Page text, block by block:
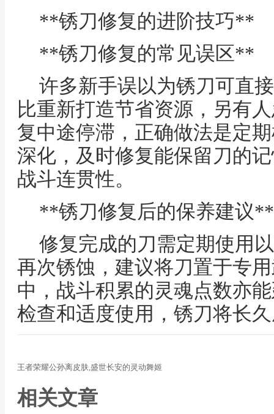
**锈刀修复的进阶技巧**
**锈刀修复的常见误区**
许多新手误以为锈刀可直
比重新打造节省资源，另有
复中途停滞，正确做法是定
深化，及时修复能保留刀的
战斗连贯性。
**锈刀修复后的保养建议**
修复完成的刀需定期使用
再次锈蚀，建议将刀置于专
中，战斗积累的灵魂点数亦
检查和适度使用，锈刀将长
王者荣耀公孙离皮肤,盛世长安的灵动舞姬
相关文章